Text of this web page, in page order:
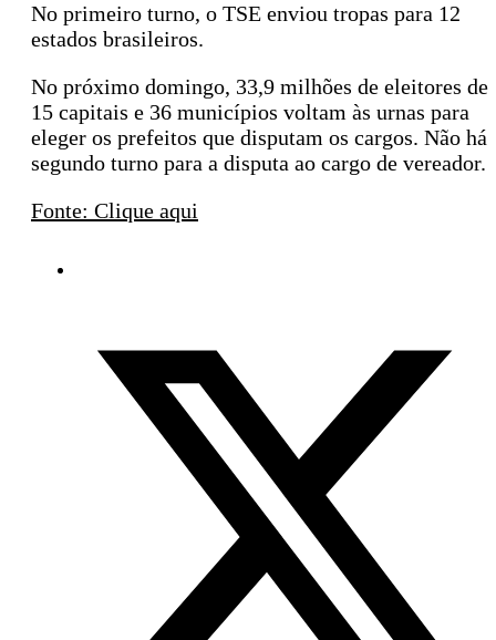
No primeiro turno, o TSE enviou tropas para 12
estados brasileiros.
No próximo domingo, 33,9 milhões de eleitores de
15 capitais e 36 municípios voltam às urnas para
eleger os prefeitos que disputam os cargos. Não há
segundo turno para a disputa ao cargo de vereador.
Fonte: Clique aqui